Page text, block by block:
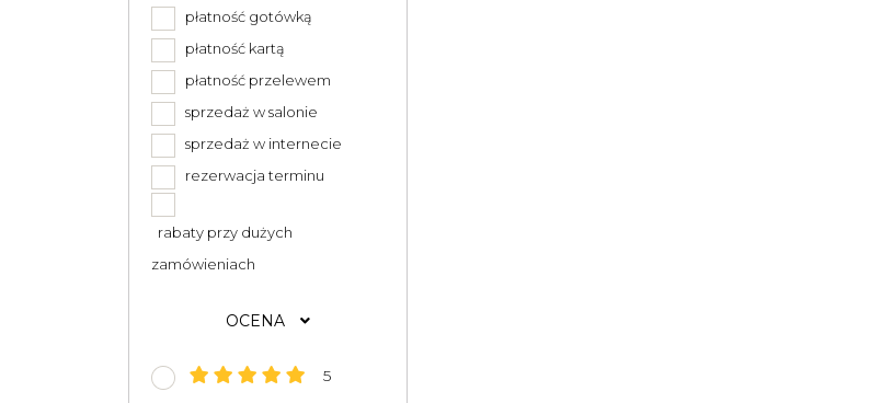
płatność gotówką
płatność kartą
płatność przelewem
sprzedaż w salonie
sprzedaż w internecie
rezerwacja terminu
rabaty przy dużych
zamówieniach
OCENA
5